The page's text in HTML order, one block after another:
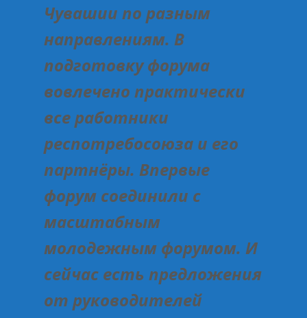
Чувашии по разным
направлениям. В
подготовку форума
вовлечено практически
все работники
респотребосоюза и его
партнёры. Впервые
форум соединили с
масштабным
молодежным форумом. И
сейчас есть предложения
от руководителей